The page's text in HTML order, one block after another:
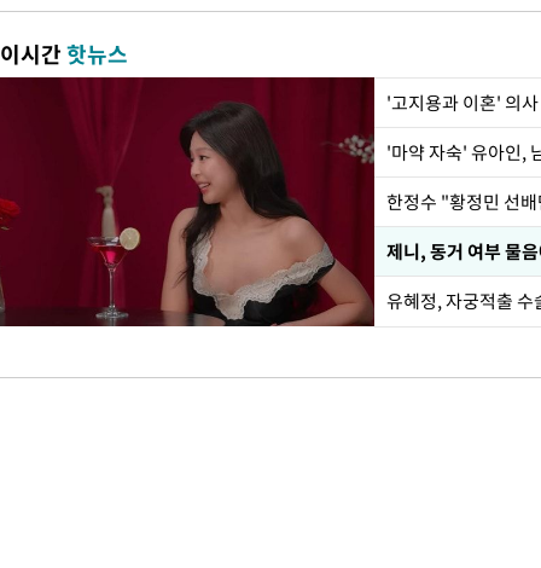
이시간핫뉴스
'고지용과 이혼' 의
'마약 자숙' 유아인,
제니, 동거 여부 물
유혜정, 자궁적출